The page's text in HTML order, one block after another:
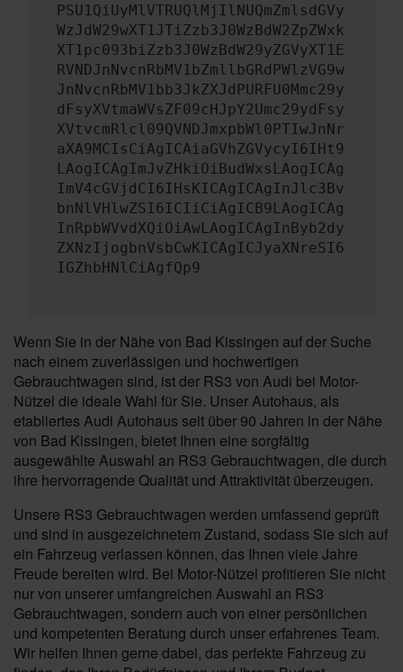
PSU1QiUyMlVTRUQlMjIlNUQmZmlsdGVy
WzJdW29wXT1JTiZzb3J0WzBdW2ZpZWxk
XT1pc093biZzb3J0WzBdW29yZGVyXT1E
RVNDJnNvcnRbMV1bZmllbGRdPWlzVG9w
JnNvcnRbMV1bb3JkZXJdPURFU0Mmc29y
dFsyXVtmaWVsZF09cHJpY2Umc29ydFsy
XVtvcmRlcl09QVNDJmxpbWl0PTIwJnNr
aXA9MCIsCiAgICAiaGVhZGVycyI6IHt9
LAogICAgImJvZHkiOiBudWxsLAogICAg
ImV4cGVjdCI6IHsKICAgICAgInJlc3Bv
bnNlVHlwZSI6ICIiCiAgICB9LAogICAg
InRpbWVvdXQiOiAwLAogICAgInByb2dy
ZXNzIjogbnVsbCwKICAgICJyaXNreSI6
IGZhbHNlCiAgfQp9
Wenn Sie in der Nähe von Bad Kissingen auf der Suche
nach einem zuverlässigen und hochwertigen
Gebrauchtwagen sind, ist der RS3 von Audi bei Motor-
Nützel die ideale Wahl für Sie. Unser Autohaus, als
etabliertes Audi Autohaus seit über 90 Jahren in der Nähe
von Bad Kissingen, bietet Ihnen eine sorgfältig
ausgewählte Auswahl an RS3 Gebrauchtwagen, die durch
ihre hervorragende Qualität und Attraktivität überzeugen.
Unsere RS3 Gebrauchtwagen werden umfassend geprüft
und sind in ausgezeichnetem Zustand, sodass Sie sich auf
ein Fahrzeug verlassen können, das Ihnen viele Jahre
Freude bereiten wird. Bei Motor-Nützel profitieren Sie nicht
nur von unserer umfangreichen Auswahl an RS3
Gebrauchtwagen, sondern auch von einer persönlichen
und kompetenten Beratung durch unser erfahrenes Team.
Wir helfen Ihnen gerne dabei, das perfekte Fahrzeug zu